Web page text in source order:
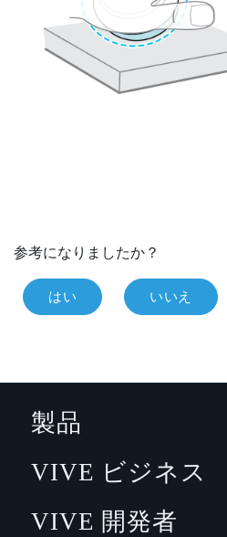
参考になりましたか？
はい いいえ
製品
VIVE ビジネス
VIVE 開発者